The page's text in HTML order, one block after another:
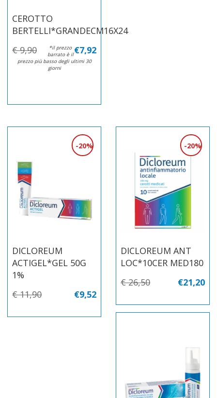
CEROTTO
BERTELLI*GRANDECM16X24
€ 9,90 €7,92
*il prezzo
barrato è il
prezzo più basso degli ultimi 30
giorni
DICLOREUM
ACTIGEL*GEL 50G
1%
20%
€ 11,90 €9,52
DICLOREUM ANT
LOC*10CER MED180
20%
€ 26,50 €21,20